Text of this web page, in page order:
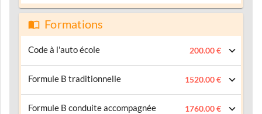
Formations
Code à l'auto école 200.00 €
Formule B traditionnelle 1520.00 €
Formule B conduite accompagnée 1760.00 €